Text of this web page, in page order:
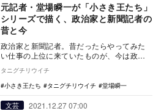
元記者・堂場瞬一が「小さき王たち」
シリーズで描く、政治家と新聞記者の
昔と今
政治家と新聞記者。昔だったらやってみた
い仕事の上位に来ていたものが、今は政治
そうといった印…
タニグチリウイチ
小さき王たち
タニグチリウイチ 堂場瞬一
文芸 2021.12.27 07:00